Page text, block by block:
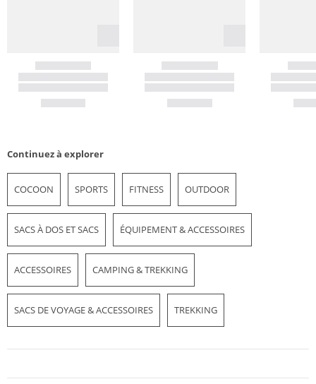
Continuez à explorer
COCOON SPORTS FITNESS OUTDOOR
SACS À DOS ET SACS ÉQUIPEMENT & ACCESSOIRES
ACCESSOIRES CAMPING & TREKKING
SACS DE VOYAGE & ACCESSOIRES TREKKING